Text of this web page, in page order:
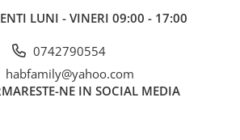
LUNI - VINERI 09:00 - 17:00
0742790554
habfamily@yahoo.com
NE IN SOCIAL MEDIA